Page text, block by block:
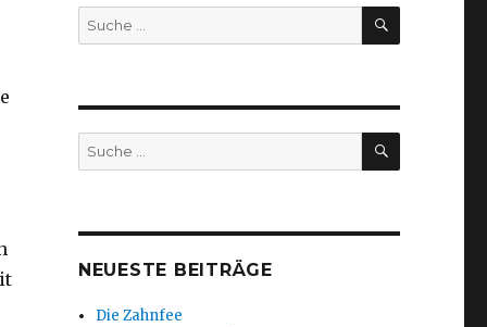
Suche
nach:
SUCHEN
Suche
nach:
SUCHEN
NEUESTE BEITRÄGE
Die Zahnfee